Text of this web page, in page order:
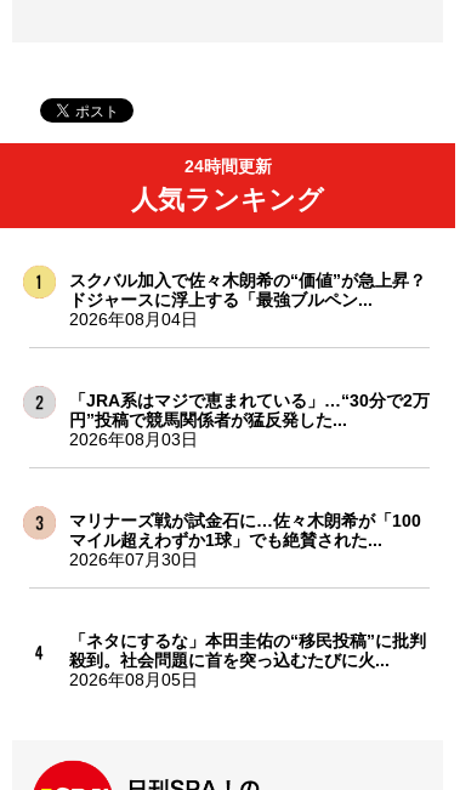
24時間更新
人気ランキング
スクバル加入で佐々木朗希の“価値”が急上昇？
ドジャースに浮上する「最強ブルペン...
2026年08月04日
「JRA系はマジで恵まれている」…“30分で2万
円”投稿で競馬関係者が猛反発した...
2026年08月03日
マリナーズ戦が試金石に…佐々木朗希が「100
マイル超えわずか1球」でも絶賛された...
2026年07月30日
「ネタにするな」本田圭佑の“移民投稿”に批判
殺到。社会問題に首を突っ込むたびに火...
2026年08月05日